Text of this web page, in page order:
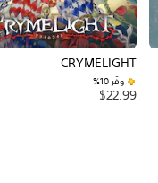
CRYMELIGHT
وفّر 10%‏
$22.99